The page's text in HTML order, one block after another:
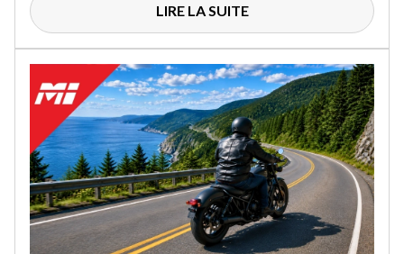
LIRE LA SUITE